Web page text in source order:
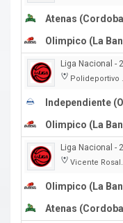
Atenas
Olimpico (La
Liga Nacional -
Polideportivo Independiente
Independiente
Olimpico (La
Liga Nacional -
Vicente Rosales
Olimpico (La
Atenas